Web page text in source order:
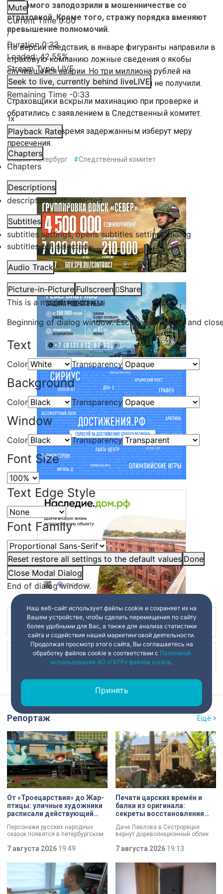
Mute
Current Time0:00
/
Duration0:33
Loaded:42.55%
Stream TypeLIVE
Seek to live, currently behind liveLIVE
Remaining Time -0:33
1x
Playback Rate
Chapters
Chapters
Descriptions
descriptions off, selected
Subtitles
subtitles settings, opens subtitles settings dialog
subtitles off, selected
Audio Track
Picture-in-Picture Fullscreen
Share
This is a modal window.
Beginning of dialog window. Escape will cancel and
Text
Color Transparency
Background
Color Transparency
Window
Color Transparency
Font Size
Text Edge Style
Font Family
Reset restore all settings to the default values Done
Close Modal Dialog
End of dialog window.
знакомого заподозрили в мошенничестве со
страховкой. Кроме того, стражу порядка вменяют
превышение полномочий.
По версии следствия, в январе фигуранты направили в
страховую компанию ложные сведения о якобы
случившейся аварии. Но три миллиона рублей на
ремонт машины подозреваемые так и не получили.
Страховщики вскрыли махинацию при проверке и
обратились с заявлением в Следственный комитет.
В ближайшее время задержанным изберут меру
пресечения.
#Санкт-Петербург #Следственный комитет
Наш канал в
Наш канал в
Репортаж Ещё
От «Троецарствия» до Жар-
птицы: уличные художники
расписали действующий
Персонажи русских народных
сказок появятся в петербургском
«Выборгское» завершился
масштабный съезд лучших
уличных художников страны — от
Краснодара до Владивостока.
Мастерам передали в полное
распоряжение шесть
действующих вагонов, и те
7 августа 2026 19:49
Печати царских времён и
балки из оригинала:
секреты восстановления
Даче Павлова в Сестрорецке
вернут дореволюционный облик
по особой программе «Рубль за
метр». Это льготная арендная
ставка, которая действует для
инвестора сразу после того, как он
отреставрирует объект за свой
счёт. По словам губернатора
Александра Беглова, срок
договора рассчитан на 49 лет, из
7 августа 2026 19:13
Наш веб-сайт использует файлы cookie и сохраняет их на
Вашем устройстве, чтобы сделать перемещения по сайту
более удобными для Вас, а также для анализа статистики
сайта и содействия нашей маркетинговой деятельности.
Продолжая просмотр этого сайта, Вы соглашаетесь на
обработку файлов cookie в соответствии с Политикой
использования АО «ГАТР» файлов cookie.
Принять